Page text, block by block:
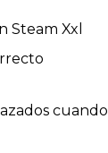
Steam Xxl
cuando